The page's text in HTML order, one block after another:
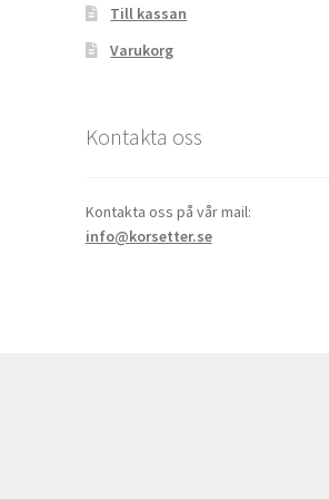
Till kassan
Varukorg
Kontakta oss
Kontakta oss på vår mail:
info@korsetter.se